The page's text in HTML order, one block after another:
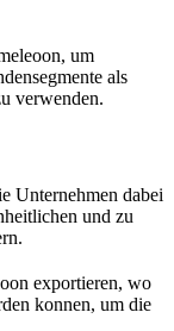
um
als
verwenden.
Unternehmen dabei
und zu
exportieren, wo
konnen, um die